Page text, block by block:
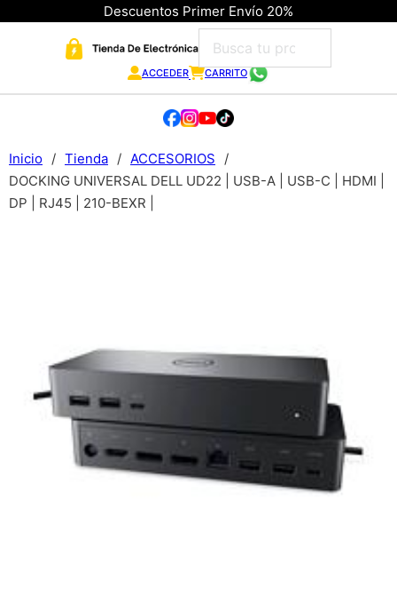
Descuentos Primer Envío 20%
ACCEDER CARRITO
Inicio / Tienda / ACCESORIOS
/
DOCKING UNIVERSAL DELL UD22 | USB-A | USB-C | HDMI |
DP | RJ45 | 210-BEXR |